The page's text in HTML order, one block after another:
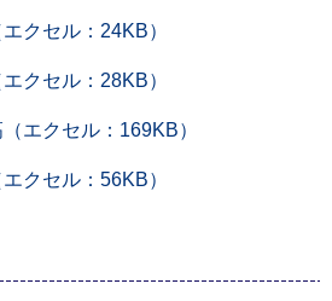
クセル：24KB）
クセル：28KB）
エクセル：169KB）
クセル：56KB）